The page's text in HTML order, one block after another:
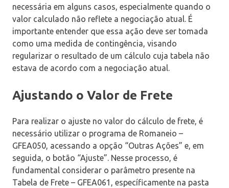
necessária em alguns casos, especialmente quando o
valor calculado não reflete a negociação atual. É
importante entender que essa ação deve ser tomada
como uma medida de contingência, visando
regularizar o resultado de um cálculo cuja tabela não
estava de acordo com a negociação atual.
Ajustando o Valor de Frete
Para realizar o ajuste no valor do cálculo de frete, é
necessário utilizar o programa de Romaneio –
GFEA050, acessando a opção “Outras Ações” e, em
seguida, o botão “Ajuste”. Nesse processo, é
fundamental considerar o parâmetro presente na
Tabela de Frete – GFEA061, específicamente na pasta